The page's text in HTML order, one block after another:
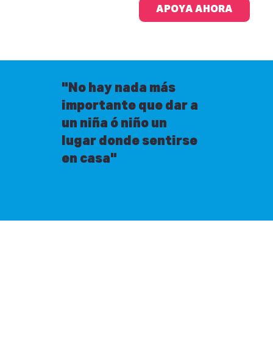
APOYA AHORA
"No hay nada más
importante que dar a
un niña ó niño un
lugar donde sentirse
en casa"